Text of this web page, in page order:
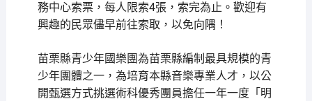
務中心索票，每人限索4張，索完為止。歡迎有
興趣的民眾儘早前往索取，以免向隅！
苗栗縣青少年國樂團為苗栗縣編制最具規模的青
少年團體之一，為培育本縣音樂專業人才，以公
開甄選方式挑選術科優秀團員擔任一年一度「明